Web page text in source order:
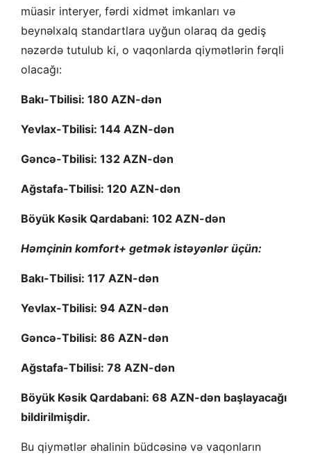
müasir interyer, fərdi xidmət imkanları və
beynəlxalq standartlara uyğun olaraq da gediş
nəzərdə tutulub ki, o vaqonlarda qiymətlərin fərqli
olacağı:
Bakı-Tbilisi: 180 AZN-dən
Yevlax-Tbilisi: 144 AZN-dən
Gəncə-Tbilisi: 132 AZN-dən
Ağstafa-Tbilisi: 120 AZN-dən
Böyük Kəsik Qardabani: 102 AZN-dən
Həmçinin komfort+ getmək istəyənlər üçün:
Bakı-Tbilisi: 117 AZN-dən
Yevlax-Tbilisi: 94 AZN-dən
Gəncə-Tbilisi: 86 AZN-dən
Ağstafa-Tbilisi: 78 AZN-dən
Böyük Kəsik Qardabani: 68 AZN-dən başlayacağı
bildirilmişdir.
Bu qiymətlər əhalinin büdcəsinə və vaqonların